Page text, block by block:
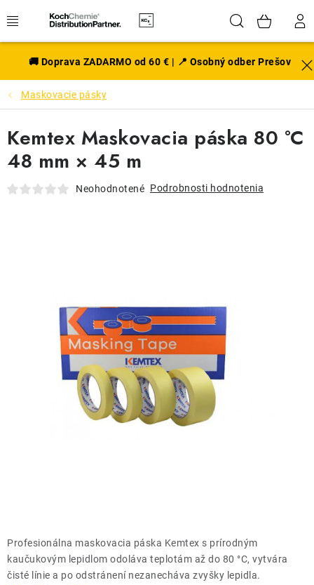
na
Hľadať
EXTERIÉR
DISKY A PNEU
INTERIÉR
PRÍSLUŠENSTVO
THE FINISHER
DARČEKOVÉ POUKAZY
ČISTENIE A ÚDRŽBA LODÍ
🚚 Doprava ZADARMO od 60 € | 📍 Osobný odber Prešov
Maskovacie pásky
Profesionálna maskovacia páska Kemtex s prírodným
kaučukovým lepidlom odoláva teplotám až do 80 °C, vytvára
čisté línie a po odstránení nezanecháva zvyšky lepidla.
Kemtex Maskovacia páska 80 °C
48 mm × 45 m
Neohodnotené Podrobnosti hodnotenia